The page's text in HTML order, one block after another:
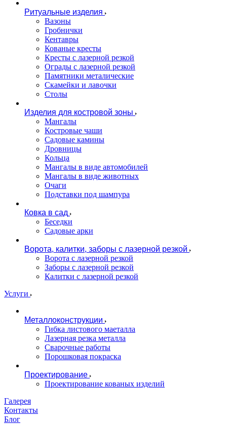
Ритуальные изделия
Вазоны
Гробнички
Кентавры
Кованые кресты
Кресты с лазерной резкой
Ограды с лазерной резкой
Памятники металические
Скамейки и лавочки
Столы
Изделия для костровой зоны
Мангалы
Костровые чаши
Садовые камины
Дровницы
Кольца
Мангалы в виде автомобилей
Мангалы в виде животных
Очаги
Подставки под шампура
Ковка в сад
Беседки
Садовые арки
Ворота, калитки, заборы с лазерной резкой
Ворота с лазерной резкой
Заборы с лазерной резкой
Калитки с лазерной резкой
Услуги
Металлоконструкции
Гибка листового маеталла
Лазерная резка металла
Сварочные работы
Порошковая покраска
Проектирование
Проектирование кованых изделий
Галерея
Контакты
Блог